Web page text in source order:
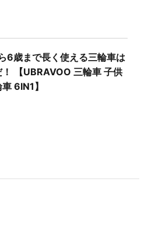
6歳まで長く使える三輪車は
！ 【UBRAVOO 三輪車 子供
6IN1】